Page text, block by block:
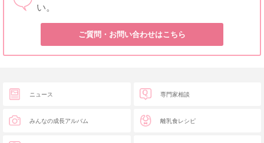
い。
ご質問・お問い合わせはこちら
ニュース
みんなの成長アルバム
専門家相談
離乳食レシピ